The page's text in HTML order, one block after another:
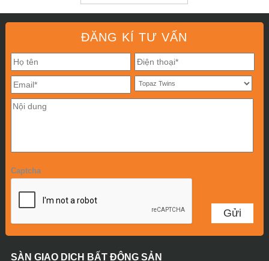
ĐĂNG KÍ TƯ VẤN
Captcha
SÀN GIAO DỊCH BẤT ĐỘNG SẢN